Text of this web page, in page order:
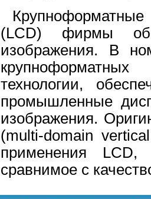
(LCD) фирмы
изображения. В
технологии,
промышленные
изображения.
(multi-domain
применения LCD,
сравнимое с